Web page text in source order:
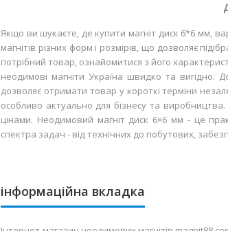
Якщо ви шукаєте, де купити магніт диск 6*6 мм,
магнітів різних форм і розмірів, що дозволяє
потрібний товар, ознайомитися з його
неодимові магніти Україна швидко та вигідно.
дозволяє отримати товар у короткі терміни
особливо актуально для бізнесу та
цінами. Неодимовий магніт диск 6×6 мм - це
спектра задач - від технічних до побутових,
інформаційна вкладка